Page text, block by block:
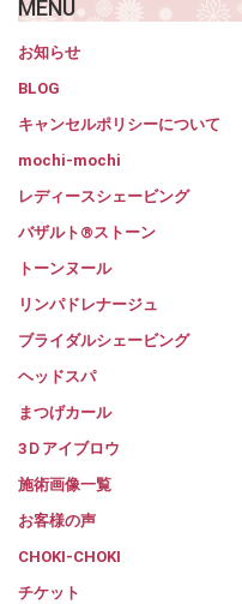
MENU
お知らせ
BLOG
キャンセルポリシーについて
mochi-mochi
レディースシェービング
バザルト®ストーン
トーンヌール
リンパドレナージュ
ブライダルシェービング
ヘッドスパ
まつげカール
3Ｄアイブロウ
施術画像一覧
お客様の声
CHOKI-CHOKI
チケット